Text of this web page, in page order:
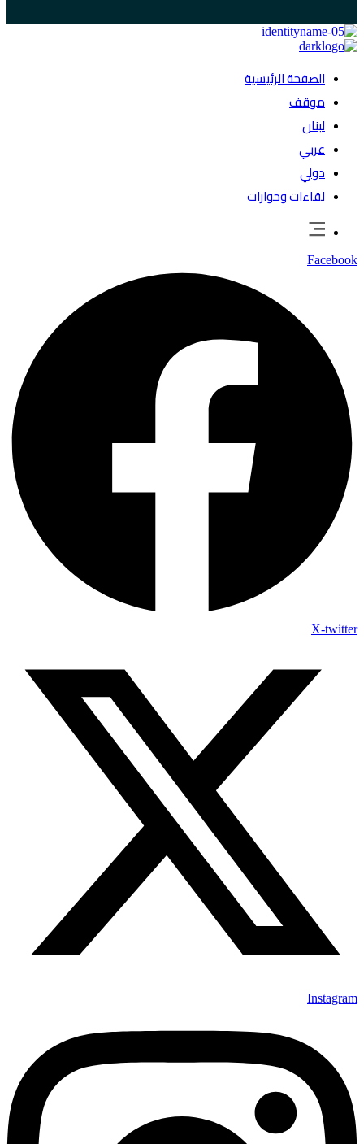
الصفحة الرئيسية
موقف
لبنان
عربي
دولي
لقاءات وحوارات
Facebook
X-twitter
Instagram